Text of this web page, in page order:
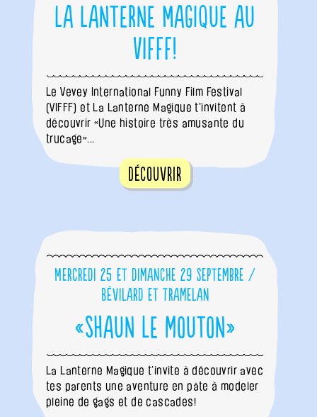
La Lanterne Magique au
VIFFF!
Le Vevey International Funny Film Festival
(VIFFF) et La Lanterne Magique t'invitent à
découvrir «Une histoire très amusante du
trucage»...
Découvrir
Mercredi 25 et dimanche 29 septembre /
Bévilard et Tramelan
«Shaun le mouton»
La Lanterne Magique t’invite à découvrir avec
tes parents une aventure en pâte à modeler
pleine de gags et de cascades!